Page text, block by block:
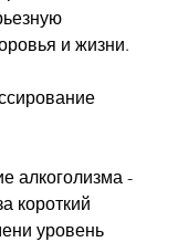
и жизни.
алкоголизма -
короткий
уровень